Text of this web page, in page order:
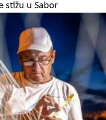
stižu u Sabor